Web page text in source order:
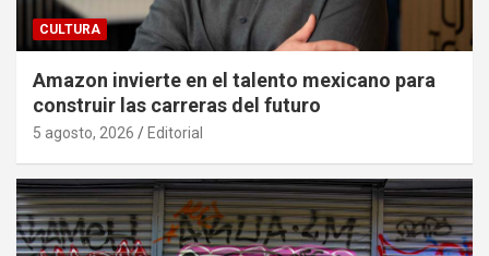
CULTURA
Amazon invierte en el talento mexicano para
construir las carreras del futuro
5 agosto, 2026 Editorial